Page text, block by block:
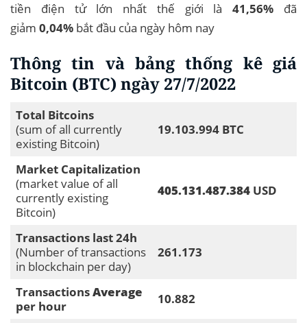
tiền điện tử lớn nhất thế giới là41,56% đã
giảm 0,04% bắt đầu của ngày hôm nay
Thông tin và bảng thống kê giá
Bitcoin (BTC) ngày 27/7/2022
Total Bitcoins
(sum of all currently
existing Bitcoin)
19.103.994 BTC
Market Capitalization
(market value of all
currently existing
Bitcoin)
405.131.487.384 USD
Transactions last 24h
(Number of transactions
in blockchain per day)
261.173
TransactionsAverage
per hour
10.882